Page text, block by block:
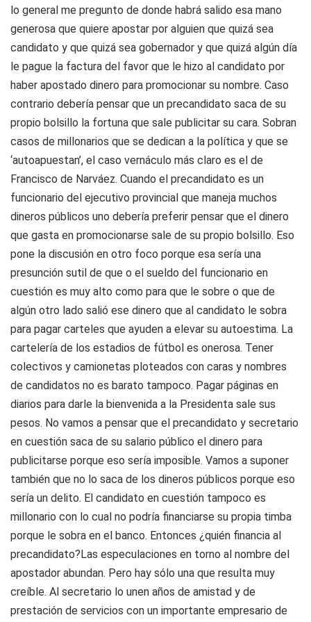
lo general me pregunto de donde habrá salido esa mano
generosa que quiere apostar por alguien que quizá sea
candidato y que quizá sea gobernador y que quizá algún día
le pague la factura del favor que le hizo al candidato por
haber apostado dinero para promocionar su nombre. Caso
contrario debería pensar que un precandidato saca de su
propio bolsillo la fortuna que sale publicitar su cara. Sobran
casos de millonarios que se dedican a la política y que se
‘autoapuestan’, el caso vernáculo más claro es el de
Francisco de Narváez. Cuando el precandidato es un
funcionario del ejecutivo provincial que maneja muchos
dineros públicos uno debería preferir pensar que el dinero
que gasta en promocionarse sale de su propio bolsillo. Eso
pone la discusión en otro foco porque esa sería una
presunción sutil de que o el sueldo del funcionario en
cuestión es muy alto como para que le sobre o que de
algún otro lado salió ese dinero que al candidato le sobra
para pagar carteles que ayuden a elevar su autoestima. La
cartelería de los estadios de fútbol es onerosa. Tener
colectivos y camionetas ploteados con caras y nombres
de candidatos no es barato tampoco. Pagar páginas en
diarios para darle la bienvenida a la Presidenta sale sus
pesos. No vamos a pensar que el precandidato y secretario
en cuestión saca de su salario público el dinero para
publicitarse porque eso sería imposible. Vamos a suponer
también que no lo saca de los dineros públicos porque eso
sería un delito. El candidato en cuestión tampoco es
millonario con lo cual no podría financiarse su propia timba
porque le sobra en el banco. Entonces ¿quién financia al
precandidato?Las especulaciones en torno al nombre del
apostador abundan. Pero hay sólo una que resulta muy
creíble. Al secretario lo unen años de amistad y de
prestación de servicios con un importante empresario de